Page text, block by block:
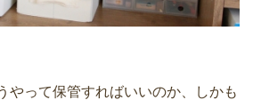
やって保管すればいいのか、しかも